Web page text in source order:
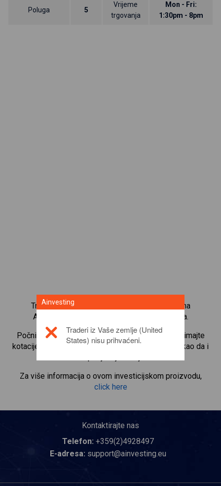
Poluga 5
Vrijeme
trgovanja
Mon - Fri:
1:30pm - 8pm
Trgujte s više od 1000 međunarodnih udjela na
Ainvesting platformi za trgovanje CFD-ovima.
Počnite trgovati CFD-ovima naUnion Pacific
. Primajte
kotacije u stvarnom vremenu i primajte dividende kao da i
Za više informacija o ovom investicijskom proizvodu,
click here
Kontaktirajte nas
Telefon: +359(2)4928497
E-adresa: support@ainvesting.eu
Ainvesting
Traderi iz Vaše zemlje (United
States) nisu prihvaćeni.